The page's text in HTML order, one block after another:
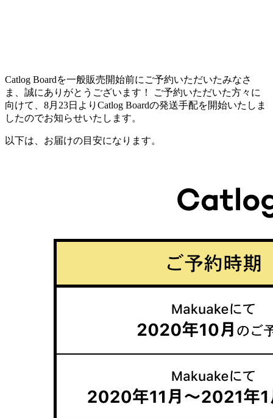
Catlog Boardを一般販売開始前にご予約いただいたみなさ
ま、誠にありがとうございます！ ご予約いただいた方々に
向けて、8月23日よりCatlog Boardの発送手配を開始いたしま
したのでお知らせいたします。
以下は、お届けの目安になります。